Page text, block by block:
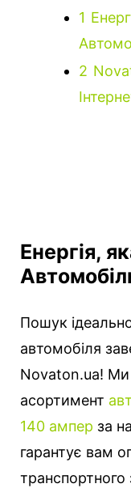
1
2
Енергія,
Пошук
автомобіля
Novaton.ua!
асортимент
140 ампер за
гарантує вам
транспортного